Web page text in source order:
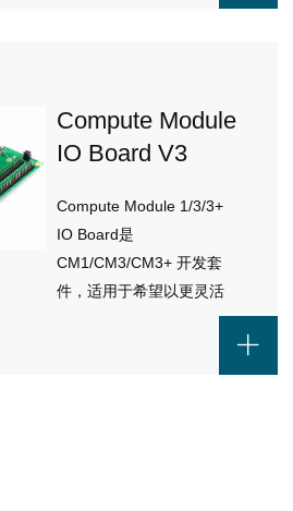
Cortex-A53处理器，具备
Compute Module
IO Board V3
Compute Module 1/3/3+
IO Board是
CM1/CM3/CM3+ 开发套
件，适用于希望以更灵活
的外形使用 Raspberry Pi